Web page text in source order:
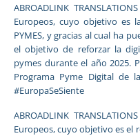
ABROADLINK
Europeos, cuyo objetivo es
PYMES, y gracias al cual ha
el objetivo de reforzar la
pymes durante el año 2025.
Programa Pyme Digital de
#EuropaSeSiente
ABROADLINK
Europeos, cuyo objetivo es el